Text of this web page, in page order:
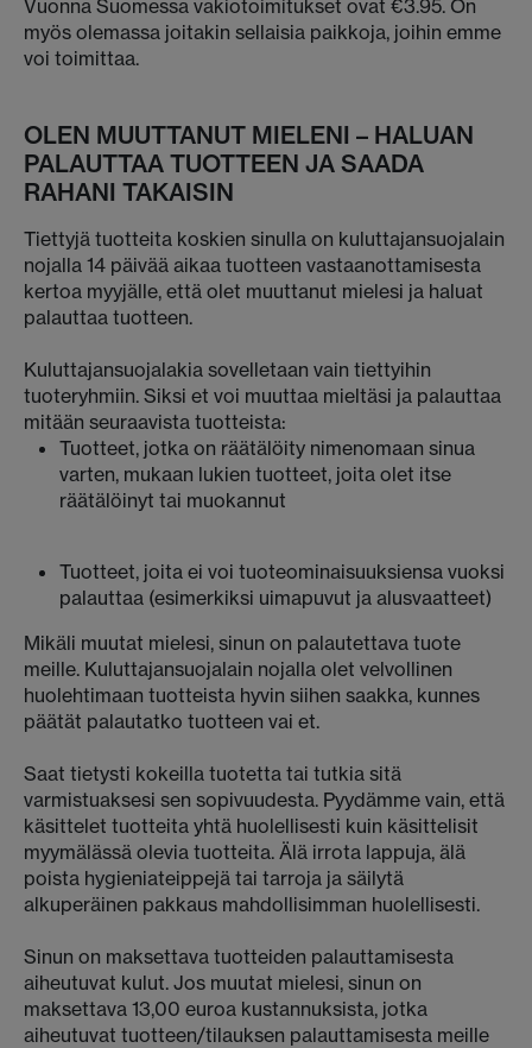
Vuonna Suomessa vakiotoimitukset ovat €3.95. On
myös olemassa joitakin sellaisia paikkoja, joihin emme
voi toimittaa.
OLEN MUUTTANUT MIELENI – HALUAN
PALAUTTAA TUOTTEEN JA SAADA
RAHANI TAKAISIN
Tiettyjä tuotteita koskien sinulla on kuluttajansuojalain
nojalla 14 päivää aikaa tuotteen vastaanottamisesta
kertoa myyjälle, että olet muuttanut mielesi ja haluat
palauttaa tuotteen.
Kuluttajansuojalakia sovelletaan vain tiettyihin
tuoteryhmiin. Siksi et voi muuttaa mieltäsi ja palauttaa
mitään seuraavista tuotteista:
Tuotteet, jotka on räätälöity nimenomaan sinua
varten, mukaan lukien tuotteet, joita olet itse
räätälöinyt tai muokannut
Tuotteet, joita ei voi tuoteominaisuuksiensa vuoksi
palauttaa (esimerkiksi uimapuvut ja alusvaatteet)
Mikäli muutat mielesi, sinun on palautettava tuote
meille. Kuluttajansuojalain nojalla olet velvollinen
huolehtimaan tuotteista hyvin siihen saakka, kunnes
päätät palautatko tuotteen vai et.
Saat tietysti kokeilla tuotetta tai tutkia sitä
varmistuaksesi sen sopivuudesta. Pyydämme vain, että
käsittelet tuotteita yhtä huolellisesti kuin käsittelisit
myymälässä olevia tuotteita. Älä irrota lappuja, älä
poista hygieniateippejä tai tarroja ja säilytä
alkuperäinen pakkaus mahdollisimman huolellisesti.
Sinun on maksettava tuotteiden palauttamisesta
aiheutuvat kulut. Jos muutat mielesi, sinun on
maksettava 13,00 euroa kustannuksista, jotka
aiheutuvat tuotteen/tilauksen palauttamisesta meille